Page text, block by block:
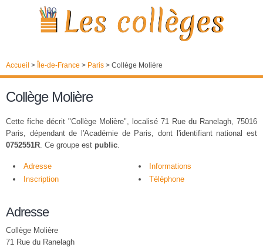
Accueil > Île-de-France > Paris > Collège Molière
Collège Molière
Cette fiche décrit "Collège Molière", localisé 71 Rue du Ranelagh, 75016
Paris, dépendant de l'Académie de Paris, dont l'identifiant national est
0752551R. Ce groupe est public.
Adresse
Informations
Inscription
Téléphone
Adresse
Collège Molière
71 Rue du Ranelagh